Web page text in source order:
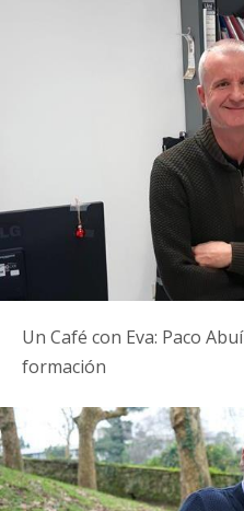
Un Café con Eva: Paco
formación